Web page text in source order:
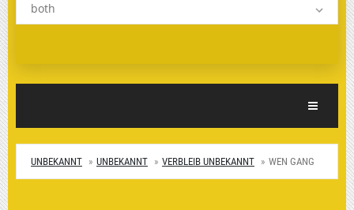
both
Toggle
UNBEKANNT UNBEKANNT VERBLEIB UNBEKANNT WEN GANG